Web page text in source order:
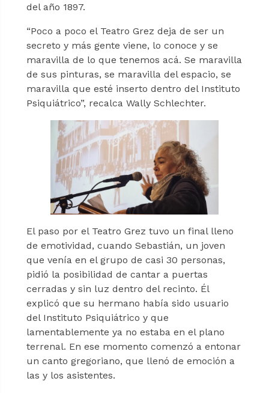
del año 1897.
“Poco a poco el Teatro Grez deja de ser un
secreto y más gente viene, lo conoce y se
maravilla de lo que tenemos acá. Se maravilla
de sus pinturas, se maravilla del espacio, se
maravilla que esté inserto dentro del Instituto
Psiquiátrico”, recalca Wally Schlechter.
El paso por el Teatro Grez tuvo un final lleno
de emotividad, cuando Sebastián, un joven
que venía en el grupo de casi 30 personas,
pidió la posibilidad de cantar a puertas
cerradas y sin luz dentro del recinto. Él
explicó que su hermano había sido usuario
del Instituto Psiquiátrico y que
lamentablemente ya no estaba en el plano
terrenal. En ese momento comenzó a entonar
un canto gregoriano, que llenó de emoción a
las y los asistentes.